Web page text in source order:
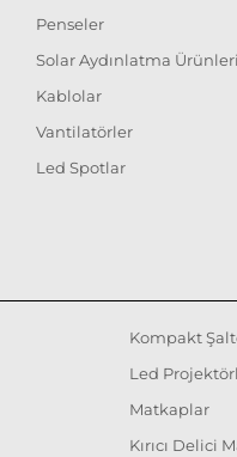
Penseler
Solar Aydınlatma Ürünleri
Kablolar
Vantilatörler
Led Spotlar
Kompakt
Led
Matkaplar
Kırıcı Delici